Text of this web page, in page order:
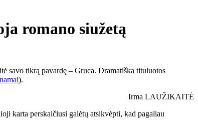
romano siužetą
savo tikrą pavardę – Gruca. Dramatiška tituluotos
).
Irma LAUŽIKAITĖ
karta perskaičiusi galėtų atsikvėpti, kad pagaliau